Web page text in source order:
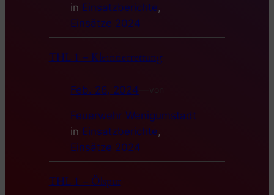
in Einsatzberichte
Einsätze 2024
THL 1 – Kleintierrettung
Feb. 26, 2024
Feuerwehr Wenigumstadt
in Einsatzberichte
Einsätze 2024
THL 1 – Ölspur